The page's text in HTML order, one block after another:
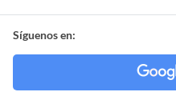
Síguenos en: